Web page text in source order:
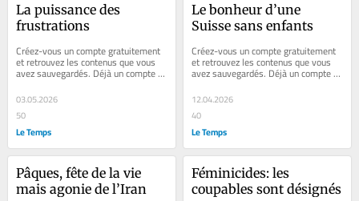
La puissance des
frustrations
Créez-vous un compte gratuitement
et retrouvez les contenus que vous
avez sauvegardés. Déjà un compte ?
Se connecter Faites plaisir à vos...
03.05.2026
50
Le Temps
Le bonheur d’une
Suisse sans enfants
Créez-vous un compte gratuitement
et retrouvez les contenus que vous
avez sauvegardés. Déjà un compte ?
Se connecter Faites plaisir à vos...
12.04.2026
40
Le Temps
Pâques, fête de la vie
mais agonie de l’Iran
Féminicides: les
coupables sont désignés